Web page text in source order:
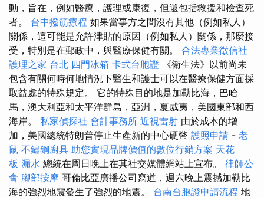
動，旨在，例如醫療，護理或康復，但還包括救援和檢查死
者。 台中撥筋療程 如果當事方之間沒有其他（例如私人）
關係，這可能是允許津貼的原因（例如私人）關係，那麼接
受，特別是在郵政中，與醫療保健有關。 合法專業徵信社
護理之家 台北 四門冰箱 卡式台胞證 《衛生法》以前尚未
包含有關何時何地情況下醫生和護士可以在醫療保健方面採
取益處的特殊規定。 它的特殊目的地是加勒比海，巴哈
馬，澳大利亞和太平洋群島，亞洲，夏威夷，美國東部和西
海岸。 私家偵探社 會計事務所 近視雷射 由於成本的增
加，美國總統特朗普停止生產新的中心硬幣 護照申請 - 老
鼠 不鏽鋼廚具 助您實現品牌價值的數位行銷方案 天花
板 漏水 總統在周日晚上在其社交媒體網站上宣布。 律師公
會 腳部按摩 哥倫比亞廣播公司寫道，週六晚上震撼加勒比
海的強烈地震發生了強烈的地震。 台南台胞證申請流程 地